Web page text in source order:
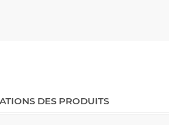
DES PRODUITS